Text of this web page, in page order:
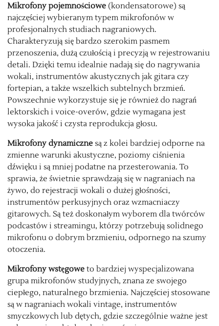
Mikrofony pojemnościowe (kondensatorowe) są
najczęściej wybieranym typem mikrofonów w
profesjonalnych studiach nagraniowych.
Charakteryzują się bardzo szerokim pasmem
przenoszenia, dużą czułością i precyzją w rejestrowaniu
detali. Dzięki temu idealnie nadają się do nagrywania
wokali, instrumentów akustycznych jak gitara czy
fortepian, a także wszelkich subtelnych brzmień.
Powszechnie wykorzystuje się je również do nagrań
lektorskich i voice-overów, gdzie wymagana jest
wysoka jakość i czysta reprodukcja głosu.
Mikrofony dynamiczne są z kolei bardziej odporne na
zmienne warunki akustyczne, poziomy ciśnienia
dźwięku i są mniej podatne na przesterowania. To
sprawia, że świetnie sprawdzają się w nagraniach na
żywo, do rejestracji wokali o dużej głośności,
instrumentów perkusyjnych oraz wzmacniaczy
gitarowych. Są też doskonałym wyborem dla twórców
podcastów i streamingu, którzy potrzebują solidnego
mikrofonu o dobrym brzmieniu, odpornego na szumy
otoczenia.
Mikrofony wstęgowe to bardziej wyspecjalizowana
grupa mikrofonów studyjnych, znana ze swojego
ciepłego, naturalnego brzmienia. Najczęściej stosowane
są w nagraniach wokali vintage, instrumentów
smyczkowych lub dętych, gdzie szczególnie ważne jest